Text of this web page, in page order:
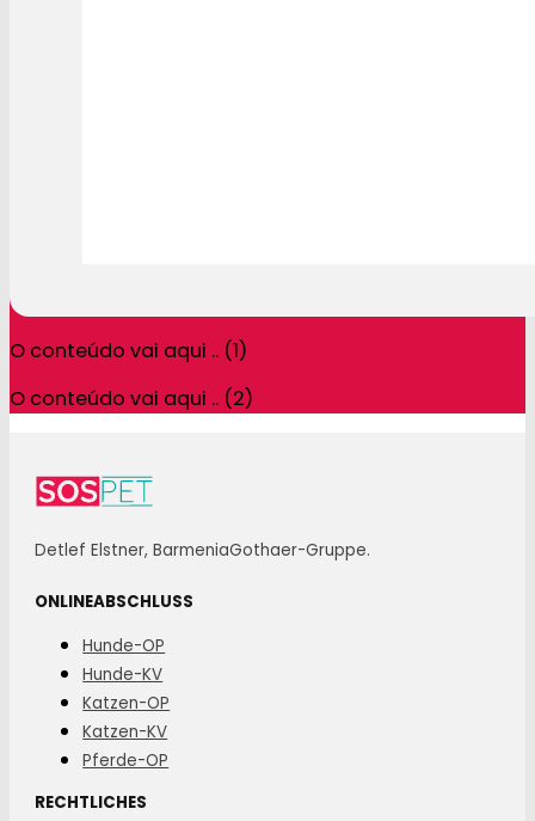
O conteúdo vai aqui .. (1)
O conteúdo vai aqui .. (2)
Detlef Elstner, BarmeniaGothaer-Gruppe.
ONLINEABSCHLUSS
Hunde-OP
Hunde-KV
Katzen-OP
Katzen-KV
Pferde-OP
RECHTLICHES